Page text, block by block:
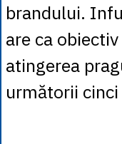
brandului.
are ca
atingerea
următorii cinci